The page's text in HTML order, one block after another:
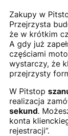
Zakupy w
Przejrzysta
że w krótkim
A gdy już
częściami
wystarczy, że
przejrzysty
W Pitstop
realizacja
sekund.
konta
rejestracji”.